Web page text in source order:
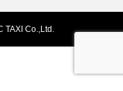
Co.,Ltd.